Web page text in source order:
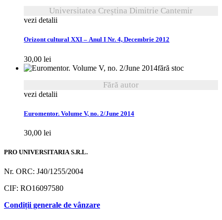
Universitatea Creștina Dimitrie Cantemir
vezi detalii
Orizont cultural XXI – Anul I Nr. 4, Decembrie 2012
30,00 lei
fără stoc
Fără autor
vezi detalii
Euromentor. Volume V, no. 2/June 2014
30,00 lei
PRO UNIVERSITARIA S.R.L.
Nr. ORC: J40/1255/2004
CIF: RO16097580
Condiții generale de vânzare